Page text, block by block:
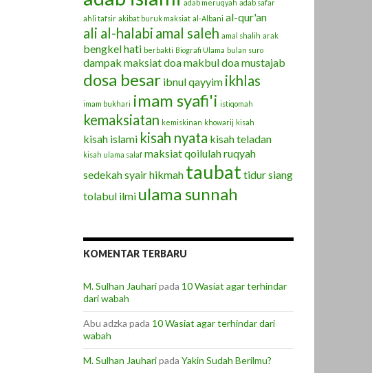
adab meruqyah adab safar
ahli tafsir akibat buruk maksiat al-Albani al-qur'an
ali al-halabi amal saleh amal shalih arak
bengkel hati berbakti Biografi Ulama bulan suro
dampak maksiatdoa makbuldoa mustajab
dosa besar ibnul qayyim ikhlas
imam bukhari imam syafi'i istiqomah
kemaksiatan kemiskinan khowarij kisah
kisah islami kisah nyata kisah teladan
kisah ulama salaf maksiatqoilulahruqyah
sedekahsyair hikmah taubattidur siang
tolabul ilmi ulama sunnah
KOMENTAR TERBARU
M. Sulhan Jauharipada 10 Wasiat agar terhindar
dari wabah
Abu adzka pada 10 Wasiat agar terhindar dari
wabah
M. Sulhan Jauharipada Yakin Sudah Berilmu?